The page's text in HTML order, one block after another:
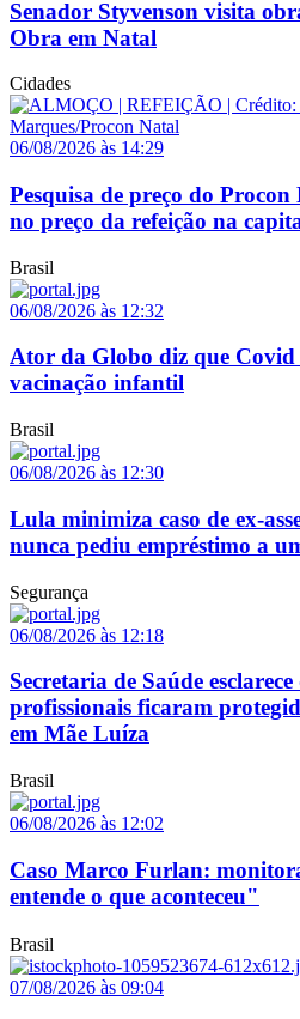
Senador Styvenson visita
Obra em Natal
Cidades
06/08/2026 às 14:29
Pesquisa de preço do
no preço da refeição na
Brasil
06/08/2026 às 12:32
Ator da Globo diz que
vacinação infantil
Brasil
06/08/2026 às 12:30
Lula minimiza caso de ex-
nunca pediu empréstimo a
Segurança
06/08/2026 às 12:18
Secretaria de Saúde
profissionais ficaram
em Mãe Luíza
Brasil
06/08/2026 às 12:02
Caso Marco Furlan:
entende o que aconteceu"
Brasil
07/08/2026 às 09:04